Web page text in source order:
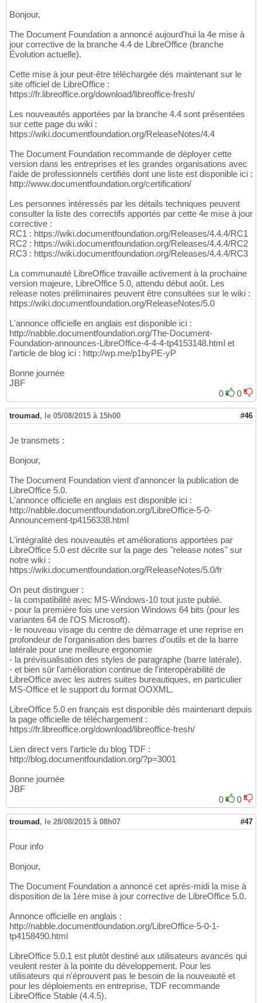
Bonjour,
The Document Foundation a annoncé aujourd'hui la 4e mise à
jour corrective de la branche 4.4 de LibreOffice (branche
Évolution actuelle).
Cette mise à jour peut-être téléchargée dés maintenant sur le
site officiel de LibreOffice :
https://fr.libreoffice.org/download/libreoffice-fresh/
Les nouveautés apportées par la branche 4.4 sont présentées
sur cette page du wiki :
https://wiki.documentfoundation.org/ReleaseNotes/4.4
The Document Foundation recommande de déployer cette
version dans les entreprises et les grandes organisations avec
l'aide de professionnels certifiés dont une liste est disponible ici :
http://www.documentfoundation.org/certification/
Les personnes intéressés par les détails techniques peuvent
consulter la liste des correctifs apportés par cette 4e mise à jour
corrective :
RC1 : https://wiki.documentfoundation.org/Releases/4.4.4/RC1
RC2 : https://wiki.documentfoundation.org/Releases/4.4.4/RC2
RC3 : https://wiki.documentfoundation.org/Releases/4.4.4/RC3
La communauté LibreOffice travaille activement à la prochaine
version majeure, LibreOffice 5.0, attendu début août. Les
release notes préliminaires peuvent être consultées sur le wiki :
https://wiki.documentfoundation.org/ReleaseNotes/5.0
L'annonce officielle en anglais est disponible ici :
http://nabble.documentfoundation.org/The-Document-
Foundation-announces-LibreOffice-4-4-4-tp4153148.html et
l'article de blog ici : http://wp.me/p1byPE-yP
Bonne journée
JBF
0
0
troumad , le 05/08/2015 à 15h00 #46
Je transmets :
Bonjour,
The Document Foundation vient d'annoncer la publication de
LibreOffice 5.0.
L'annonce officielle en anglais est disponible ici :
http://nabble.documentfoundation.org/LibreOffice-5-0-
Announcement-tp4156338.html
L'intégralité des nouveautés et améliorations apportées par
LibreOffice 5.0 est décrite sur la page des "release notes" sur
notre wiki :
https://wiki.documentfoundation.org/ReleaseNotes/5.0/fr
On peut distinguer :
- la compatibilité avec MS-Windows-10 tout juste publié.
- pour la première fois une version Windows 64 bits (pour les
variantes 64 de l'OS Microsoft).
- le nouveau visage du centre de démarrage et une reprise en
profondeur de l'organisation des barres d'outils et de la barre
latérale pour une meilleure ergonomie
- la prévisualisation des styles de paragraphe (barre latérale).
- et bien sûr l'amélioration continue de l'interopérabilité de
LibreOffice avec les autres suites bureautiques, en particulier
MS-Office et le support du format OOXML.
LibreOffice 5.0 en français est disponible dés maintenant depuis
la page officielle de téléchargement :
https://fr.libreoffice.org/download/libreoffice-fresh/
Lien direct vers l'article du blog TDF :
http://blog.documentfoundation.org/?p=3001
Bonne journée
JBF
0
0
troumad , le 28/08/2015 à 08h07 #47
Pour info
Bonjour,
The Document Foundation a annoncé cet après-midi la mise à
disposition de la 1ère mise à jour corrective de LibreOffice 5.0.
Annonce officielle en anglais :
http://nabble.documentfoundation.org/LibreOffice-5-0-1-
tp4158490.html
LibreOffice 5.0.1 est plutôt destiné aux utilisateurs avancés qui
veulent rester à la pointe du développement. Pour les
utilisateurs qui n'éprouvent pas le besoin de la nouveauté et
pour les déploiements en entreprise, TDF recommande
LibreOffice Stable (4.4.5).